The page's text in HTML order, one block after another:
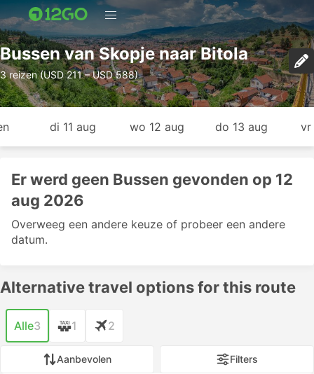
Bussen van Skopje naar Bitola
3 reizen (USD 211 – USD 588)
di 11 aug wo 12 aug do 13 aug vr
Er werd geen Bussen gevonden op 12
aug 2026
Overweeg een andere keuze of probeer een andere
datum.
Alternative travel options for this route
Alle3 1 2
Aanbevolen Filters